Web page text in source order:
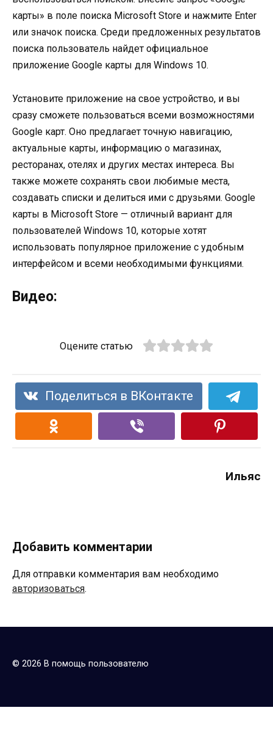
карты» в поле поиска Microsoft Store и нажмите Enter
или значок поиска. Среди предложенных результатов
поиска пользователь найдет официальное
приложение Google карты для Windows 10.
Установите приложение на свое устройство, и вы
сразу сможете пользоваться всеми возможностями
Google карт. Оно предлагает точную навигацию,
актуальные карты, информацию о магазинах,
ресторанах, отелях и других местах интереса. Вы
также можете сохранять свои любимые места,
создавать списки и делиться ими с друзьями. Google
карты в Microsoft Store — отличный вариант для
пользователей Windows 10, которые хотят
использовать популярное приложение с удобным
интерфейсом и всеми необходимыми функциями.
Видео:
Оцените статью
Поделиться в ВКонтакте
Ильяс
Добавить комментарии
Для отправки комментария вам необходимо
авторизоваться.
© 2026 В помощь пользователю